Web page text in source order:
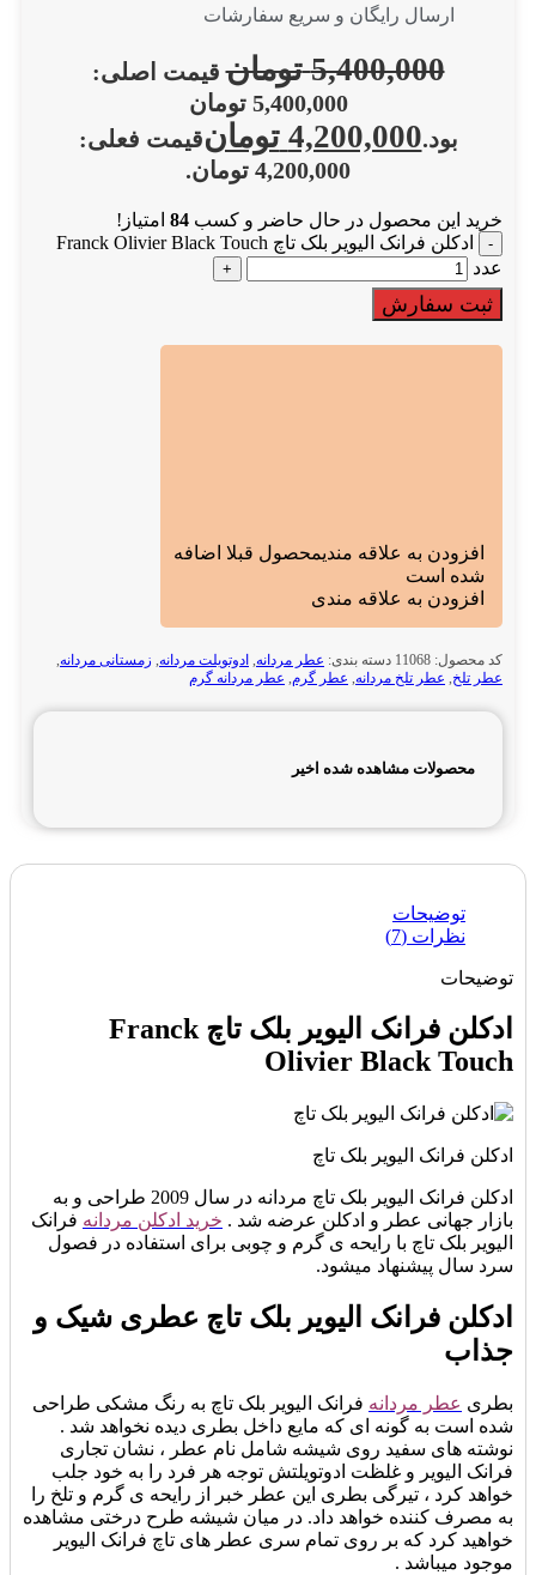
ارسال رایگان و سریع سفارشات
5,400,000 تومان قیمت اصلی:
5,400,000 تومان
بود.4,200,000 تومانقیمت فعلی:
4,200,000 تومان.
خرید این محصول در حال حاضر و کسب 84 امتیاز!
ادکلن فرانک الیویر بلک تاچ Franck Olivier Black Touch
عدد
ثبت سفارش
افزودن به علاقه مندیمحصول قبلا اضافه
شده است
افزودن به علاقه مندی
کد محصول: 11068 دسته بندی: عطر مردانه, ادوتویلت مردانه, زمستانی مردانه,
عطر تلخ, عطر تلخ مردانه, عطر گرم, عطر مردانه گرم
محصولات مشاهده شده اخیر
توضیحات
نظرات (7)
توضیحات
ادکلن فرانک الیویر بلک تاچ Franck
Olivier Black Touch
ادکلن فرانک الیویر بلک تاچ
ادکلن فرانک الیویر بلک تاچ مردانه در سال 2009 طراحی و به
بازار جهانی عطر و ادکلن عرضه شد . خرید ادکلن مردانه فرانک
الیویر بلک تاچ با رایحه ی گرم و چوبی برای استفاده در فصول
سرد سال پیشنهاد میشود.
ادکلن فرانک الیویر بلک تاچ عطری شیک و
جذاب
بطری عطر مردانه فرانک الیویر بلک تاچ به رنگ مشکی طراحی
شده است به گونه ای که مایع داخل بطری دیده نخواهد شد .
نوشته های سفید روی شیشه شامل نام عطر ، نشان تجاری
فرانک الیویر و غلظت ادوتویلتش توجه هر فرد را به خود جلب
خواهد کرد ، تیرگی بطری این عطر خبر از رایحه ی گرم و تلخ را
به مصرف کننده خواهد داد. در میان شیشه طرح درختی مشاهده
خواهید کرد که بر روی تمام سری عطر های تاچ فرانک الیویر
موجود میباشد .